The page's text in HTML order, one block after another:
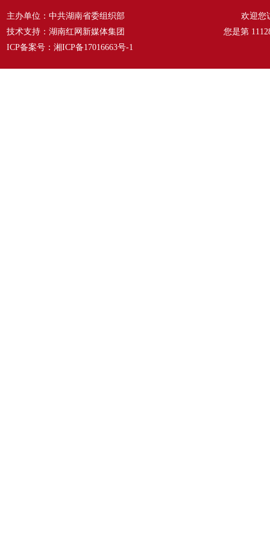
主办单位：中共湖南省委组织部
技术支持：湖南红网新媒体集团
ICP备案号： 湘ICP备17016663号-1
欢迎您
您是第